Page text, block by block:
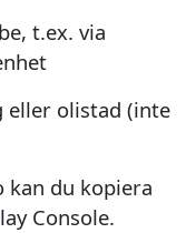
t.ex. via
eller olistad (inte
kan du kopiera
Console.